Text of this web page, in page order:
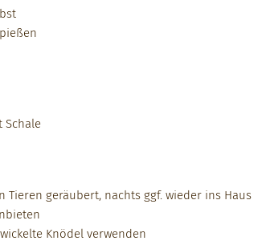
Schale
Tieren geräu­bert, nachts ggf. wieder ins Haus
Knödel ver­wen­den